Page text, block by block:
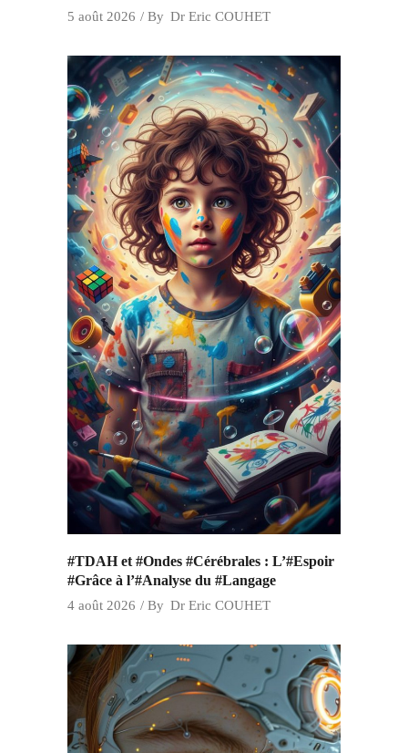
5 août 2026 By Dr Eric COUHET
#TDAH et #Ondes #Cérébrales : L’#Espoir
#Grâce à l’#Analyse du #Langage
4 août 2026 By Dr Eric COUHET